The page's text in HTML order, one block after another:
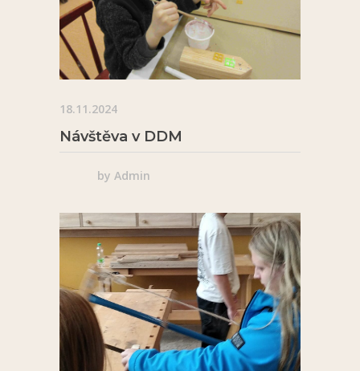
18.11.2024
Návštěva v DDM
by Admin